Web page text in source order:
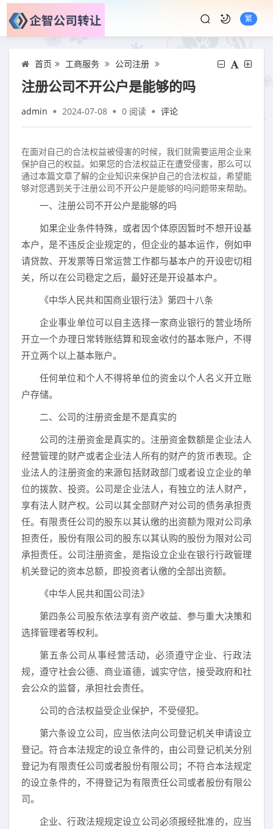
繁
首页 工商服务 公司注册
注册公司不开公户是能够的吗
admin 2024-07-08 0 阅读 评论
在面对自己的合法权益被侵害的时候，我们就需要运用企业来
保护自己的权益。如果您的合法权益正在遭受侵害，那么可以
通过本篇文章了解的企业知识来保护自己的合法权益，希望能
够对您遇到关于注册公司不开公户是能够的吗问题带来帮助。
一、注册公司不开公户是能够的吗
如果企业条件特殊，或者因个体原因暂时不想开设基
本户，是不违反企业规定的，但企业的基本运作，例如申
请贷款、开发票等日常运营工作都与基本户的开设密切相
关，所以在公司稳定之后，最好还是开设基本户。
《中华人民共和国商业银行法》第四十八条
企业事业单位可以自主选择一家商业银行的营业场所
开立一个办理日常转账结算和现金收付的基本账户，不得
开立两个以上基本账户。
任何单位和个人不得将单位的资金以个人名义开立账
户存储。
二、公司的注册资金是不是真实的
公司的注册资金是真实的。注册资金数额是企业法人
经营管理的财产或者企业法人所有的财产的货币表现。企
业法人的注册资金的来源包括财政部门或者设立企业的单
位的拨款、投资。公司是企业法人，有独立的法人财产，
享有法人财产权。公司以其全部财产对公司的债务承担责
任。有限责任公司的股东以其认缴的出资额为限对公司承
担责任，股份有限公司的股东以其认购的股份为限对公司
承担责任。公司注册资金，是指设立企业在银行行政管理
机关登记的资本总额，即投资者认缴的全部出资额。
《中华人民共和国公司法》
第四条公司股东依法享有资产收益、参与重大决策和
选择管理者等权利。
第五条公司从事经营活动，必须遵守企业、行政法
规，遵守社会公德、商业道德，诚实守信，接受政府和社
会公众的监督，承担社会责任。
公司的合法权益受企业保护，不受侵犯。
第六条设立公司，应当依法向公司登记机关申请设立
登记。符合本法规定的设立条件的，由公司登记机关分别
登记为有限责任公司或者股份有限公司；不符合本法规定
的设立条件的，不得登记为有限责任公司或者股份有限公
司。
企业、行政法规规定设立公司必须报经批准的，应当